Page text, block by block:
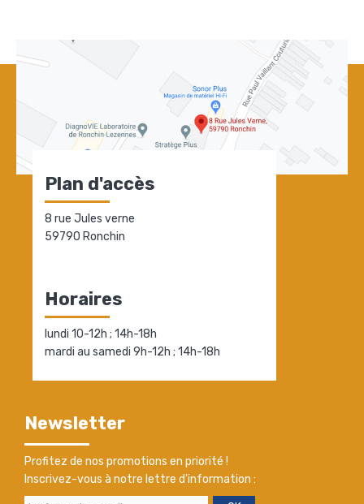
Plan d'accès
8 rue Jules verne
59790 Ronchin
Horaires
lundi 10-12h ; 14h-18h
mardi au samedi 9h-12h ; 14h-18h
Newsletter
Profitez de nos promotions en priorité !
Inscrivez-vous à notre lettre d'information :